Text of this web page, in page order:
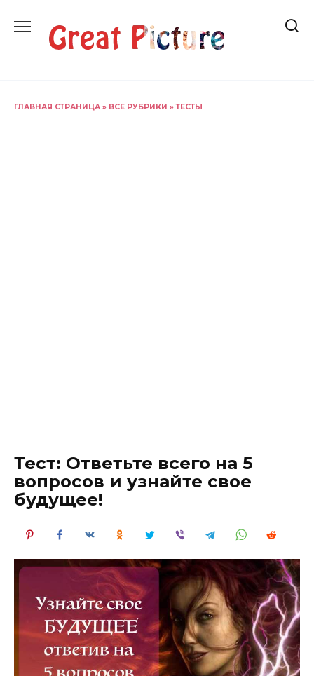
содержанию
ГЛАВНАЯ СТРАНИЦА » ВСЕ РУБРИКИ »ТЕСТЫ
Тест: Ответьте всего на 5
вопросов и узнайте свое
будущее!